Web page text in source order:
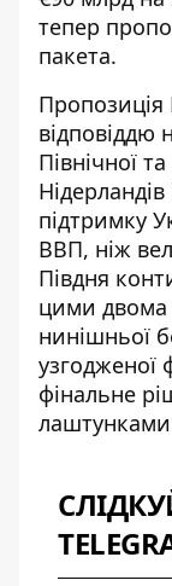
тепер
пакета.
відповіддю
Північної
підтримку
ВВП, ніж
Півдня
цими двома
нинішньої
узгодженої
фінальне
лаштунками